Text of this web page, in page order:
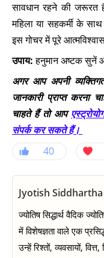
सावधान रहने की
महिला या सहकर्मी के
इस गोचर में पूरे
उपाय:हनुमान अष्टक सुनें
अगर आप अपनी
जानकारी प्राप्त करना
चाहते हैं तो आप
संपर्क कर सकते हैं।
40
Jyotish Siddhartha
ज्योतिष सिद्धार्थ वैदिक
में विशेषज्ञता वाले एक
उन्हें रिश्तों, व्यवसायों,